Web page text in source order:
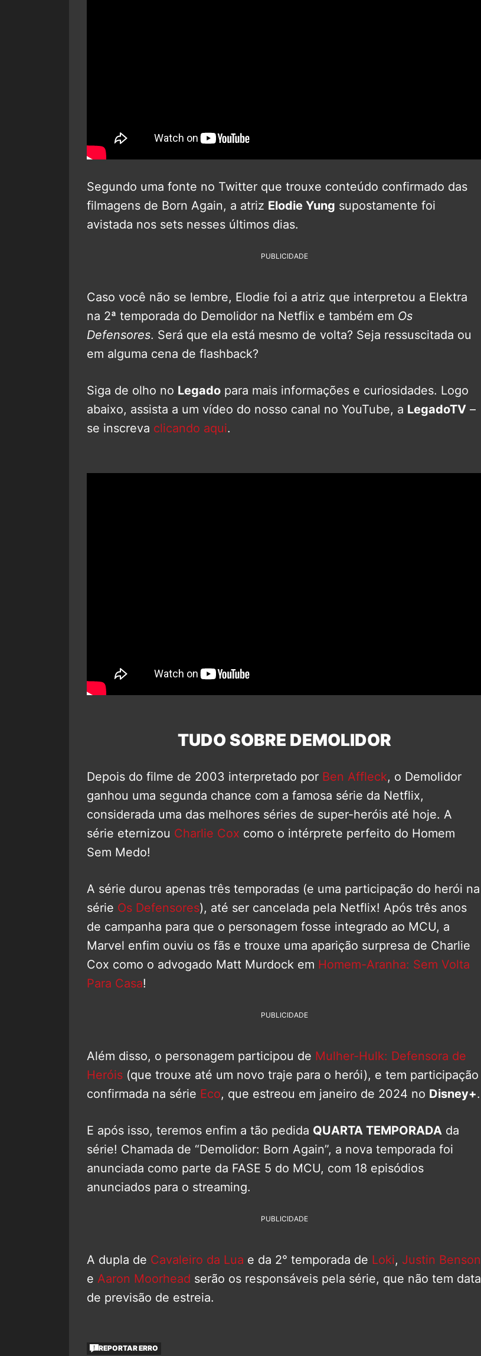
Segundo uma fonte no Twitter que trouxe conteúdo confirmado das
filmagens de Born Again, a atriz Elodie Yung supostamente foi
avistada nos sets nesses últimos dias.
PUBLICIDADE
Caso você não se lembre, Elodie foi a atriz que interpretou a Elektra
na 2ª temporada do Demolidor na Netflix e também em Os
Defensores. Será que ela está mesmo de volta? Seja ressuscitada ou
em alguma cena de flashback?
Siga de olho no Legado para mais informações e curiosidades. Logo
abaixo, assista a um vídeo do nosso canal no YouTube, a LegadoTV –
se inscreva clicando aqui.
TUDO SOBRE DEMOLIDOR
Depois do filme de 2003 interpretado por Ben Affleck, o Demolidor
ganhou uma segunda chance com a famosa série da Netflix,
considerada uma das melhores séries de super-heróis até hoje. A
série eternizou Charlie Cox como o intérprete perfeito do Homem
Sem Medo!
A série durou apenas três temporadas (e uma participação do herói na
série Os Defensores), até ser cancelada pela Netflix! Após três anos
de campanha para que o personagem fosse integrado ao MCU, a
Marvel enfim ouviu os fãs e trouxe uma aparição surpresa de Charlie
Cox como o advogado Matt Murdock em Homem-Aranha: Sem Volta
Para Casa!
PUBLICIDADE
Além disso, o personagem participou de Mulher-Hulk: Defensora de
Heróis (que trouxe até um novo traje para o herói), e tem participação
confirmada na série Eco, que estreou em janeiro de 2024 no Disney+.
E após isso, teremos enfim a tão pedida QUARTA TEMPORADA da
série! Chamada de “Demolidor: Born Again”, a nova temporada foi
anunciada como parte da FASE 5 do MCU, com 18 episódios
anunciados para o streaming.
PUBLICIDADE
A dupla de Cavaleiro da Lua e da 2° temporada de Loki, Justin Benson
e Aaron Moorhead serão os responsáveis pela série, que não tem data
de previsão de estreia.
REPORTAR ERRO